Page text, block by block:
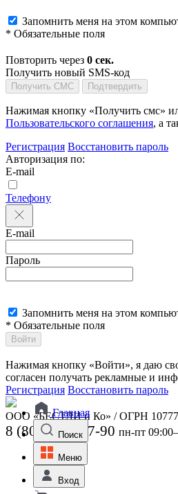
Запомнить меня на этом
* Обязательные поля
Повторить через 0 сек.
Получить новый SMS-код
Получить СМС Подтвердить
Нажимая кнопку «Получить смс»
Пользовательского соглашения, а
Регистрация Восстановить пароль
Авторизация по:
E-mail
Телефону
E-mail
Пароль
Запомнить меня на этом
* Обязательные поля
Войти
Нажимая кнопку «Войти», я даю
согласен получать рекламные и
Регистрация Восстановить пароль
ООО «БЕСТЛИ и Ко» / ОГРН
8 (800) 301-07-90 пн-пт
Главная
Поиск
Меню
Вход